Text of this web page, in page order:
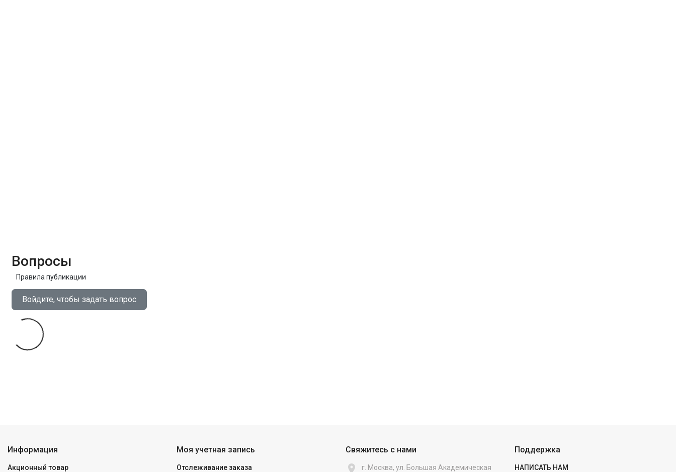
Вопросы
Правила публикации
Войдите, чтобы задать вопрос
Информация
Акционный товар
Моя учетная запись
Отслеживание заказа
Свяжитесь с нами

г. Москва, ул. Большая Академическая
Поддержка
НАПИСАТЬ НАМ